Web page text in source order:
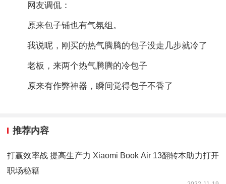
网友调侃：
原来包子铺也有气氛组。
我说呢，刚买的热气腾腾的包子没走几步就冷了
老板，来两个热气腾腾的冷包子
原来有作弊神器，瞬间觉得包子不香了
推荐内容
打赢效率战 提高生产力 Xiaomi Book Air 13翻转本助力打开
职场秘籍